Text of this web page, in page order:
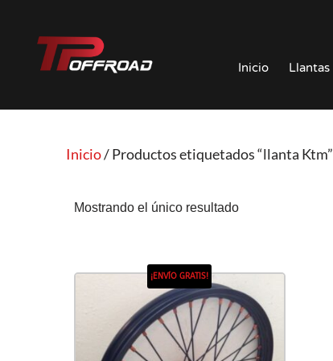
Saltar
Inicio Llantas
Inicio/ Productos etiquetados “llanta Ktm”
Mostrando el único resultado
¡ENVÍO GRATIS!